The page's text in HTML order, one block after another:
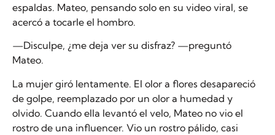
espaldas. Mateo, pensando solo en su video viral, se
acercó a tocarle el hombro.
—Disculpe, ¿me deja ver su disfraz? —preguntó
Mateo.
La mujer giró lentamente. El olor a flores desapareció
de golpe, reemplazado por un olor a humedad y
olvido. Cuando ella levantó el velo, Mateo no vio el
rostro de una influencer. Vio un rostro pálido, casi